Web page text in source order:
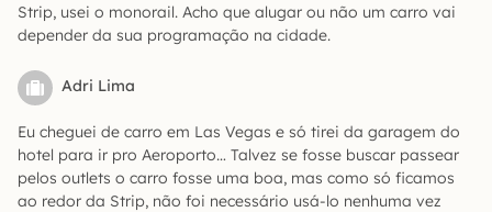
Strip, usei o monorail. Acho que alugar ou não um carro vai
depender da sua programação na cidade.
Adri Lima
Eu cheguei de carro em Las Vegas e só tirei da garagem do
hotel para ir pro Aeroporto… Talvez se fosse buscar passear
pelos outlets o carro fosse uma boa, mas como só ficamos
ao redor da Strip, não foi necessário usá-lo nenhuma vez